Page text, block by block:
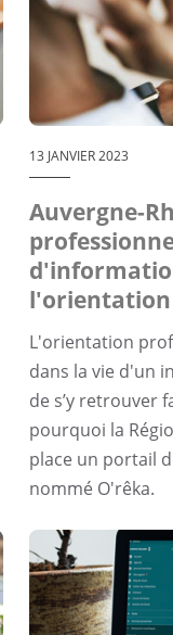
13 JANVIER 2023
Auvergne-
l'orientation
L'orientation
dans la vie d'un
de s’y retrouver
pourquoi la
place un portail
nommé O'rêka.